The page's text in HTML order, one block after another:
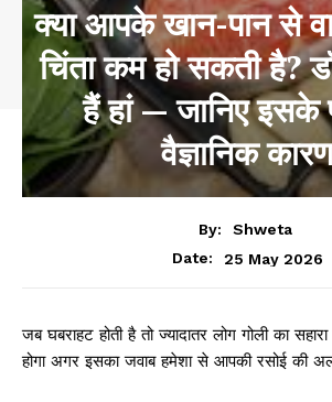
क्या आपके खान-पान से
चिंता कम हो सकती है?
हैं हां — जानिए इसके
वैज्ञानिक कारण
By:
Shweta
Date:
25 May 2026
जब घबराहट होती है तो ज्यादातर लोग गोली का
होगा अगर इसका जवाब हमेशा से आपकी रसोई की